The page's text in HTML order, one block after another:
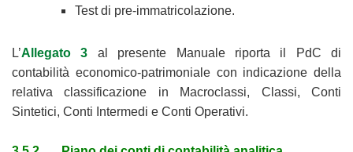
Test di pre-immatricolazione.
L’Allegato 3 al presente Manuale riporta il PdC di
contabilità economico-patrimoniale con indicazione della
relativa classificazione in Macroclassi, Classi, Conti
Sintetici, Conti Intermedi e Conti Operativi.